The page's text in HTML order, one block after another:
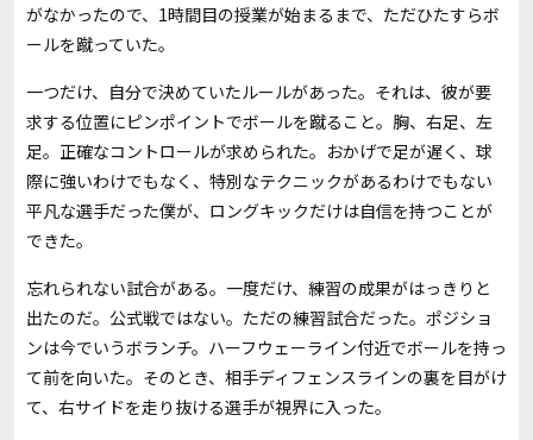
がなかったので、1時間目の授業が始まるまで、ただひたすらボ
ールを蹴っていた。
一つだけ、自分で決めていたルールがあった。それは、彼が要
求する位置にピンポイントでボールを蹴ること。胸、右足、左
足――。正確なコントロールが求められた。おかげで足が遅く、球
際に強いわけでもなく、特別なテクニックがあるわけでもない
平凡な選手だった僕が、ロングキックだけは自信を持つことが
できた。
忘れられない試合がある。一度だけ、練習の成果がはっきりと
出たのだ。公式戦ではない。ただの練習試合だった。ポジショ
ンは今でいうボランチ。ハーフウェーライン付近でボールを持っ
て前を向いた。そのとき、相手ディフェンスラインの裏を目がけ
て、右サイドを走り抜ける選手が視界に入った。